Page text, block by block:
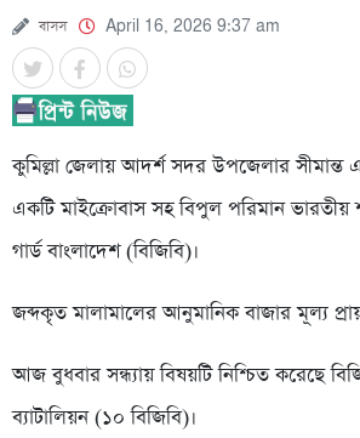
বাসস April 16, 2026 9:37 am
কুমিল্লা জেলায় আদর্শ সদর উপজেলার সীমান্ত
একটি মাইক্রোবাস সহ বিপুল পরিমান ভারতীয়
গার্ড বাংলাদেশ (বিজিবি)।
জব্দকৃত মালামালের আনুমানিক বাজার মূল্য
আজ বুধবার সন্ধ্যায় বিষয়টি নিশ্চিত করেছে
ব্যাটালিয়ন (১০ বিজিবি)।